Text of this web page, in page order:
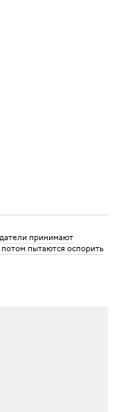
принимают
потом пытаются оспорить